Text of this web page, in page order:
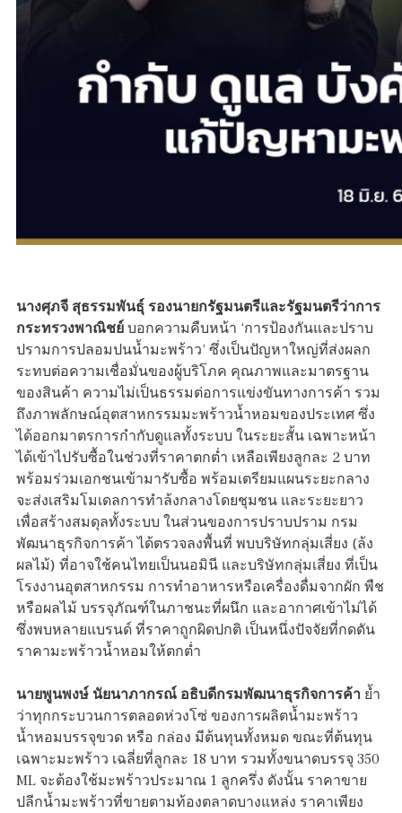
นางศุภจี สุธรรมพันธุ์ รองนายกรัฐมนตรีและรัฐมนตรีว่าการ
กระทรวงพาณิชย์ บอกความคืบหน้า ‘การป้องกันและปราบ
ปรามการปลอมปนน้ำมะพร้าว’ ซึ่งเป็นปัญหาใหญ่ที่ส่งผลก
ระทบต่อความเชื่อมั่นของผู้บริโภค คุณภาพและมาตรฐาน
ของสินค้า ความไม่เป็นธรรมต่อการแข่งขันทางการค้า รวม
ถึงภาพลักษณ์อุตสาหกรรมมะพร้าวน้ำหอมของประเทศ ซึ่ง
ได้ออกมาตรการกำกับดูแลทั้งระบบ ในระยะสั้น เฉพาะหน้า
ได้เข้าไปรับซื้อในช่วงที่ราคาตกต่ำ เหลือเพียงลูกละ 2 บาท
พร้อมร่วมเอกชนเข้ามารับซื้อ พร้อมเตรียมแผนระยะกลาง
จะส่งเสริมโมเดลการทำล้งกลางโดยชุมชน และระยะยาว
เพื่อสร้างสมดุลทั้งระบบ ในส่วนของการปราบปราม กรม
พัฒนาธุรกิจการค้า ได้ตรวจลงพื้นที่ พบบริษัทกลุ่มเสี่ยง (ล้ง
ผลไม้) ที่อาจใช้คนไทยเป็นนอมินี และบริษัทกลุ่มเสี่ยง ที่เป็น
โรงงานอุตสาหกรรม การทำอาหารหรือเครื่องดื่มจากผัก พืช
หรือผลไม้ บรรจุภัณฑ์ในภาชนะที่ผนึก และอากาศเข้าไม่ได้
ซึ่งพบหลายแบรนด์ ที่ราคาถูกผิดปกติ เป็นหนึ่งปัจจัยที่กดดัน
ราคามะพร้าวน้ำหอมให้ตกต่ำ
นายพูนพงษ์ นัยนาภากรณ์ อธิบดีกรมพัฒนาธุรกิจการค้า ย้ำ
ว่าทุกกระบวนการตลอดห่วงโซ่ ของการผลิตน้ำมะพร้าว
น้ำหอมบรรจุขวด หรือ กล่อง มีต้นทุนทั้งหมด ขณะที่ต้นทุน
เฉพาะมะพร้าว เฉลี่ยที่ลูกละ 18 บาท รวมทั้งขนาดบรรจุ 350
ML จะต้องใช้มะพร้าวประมาณ 1 ลูกครึ่ง ดังนั้น ราคาขาย
ปลีกน้ำมะพร้าวที่ขายตามท้องตลาดบางแหล่ง ราคาเพียง